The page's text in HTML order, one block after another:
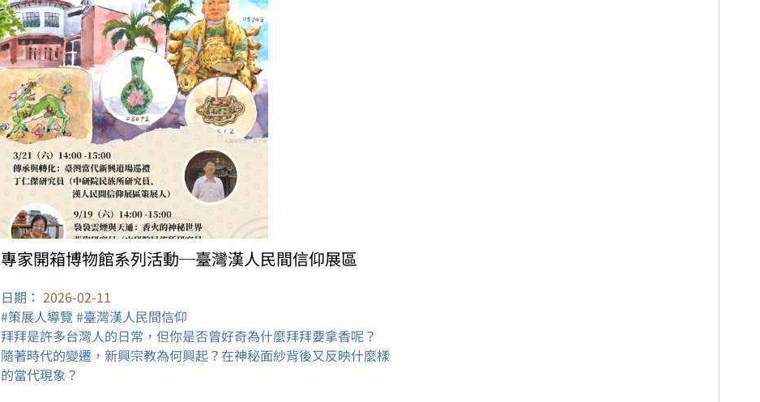
專家開箱博物館系列活動─臺灣漢人民間信仰展區
日期： 2026-02-11
#策展人導覽 #臺灣漢人民間信仰
拜拜是許多台灣人的日常，但你是否曾好奇為什麼拜拜要拿香呢？
隨著時代的變遷，新興宗教為何興起？在神秘面紗背後又反映什麼樣
的當代現象？